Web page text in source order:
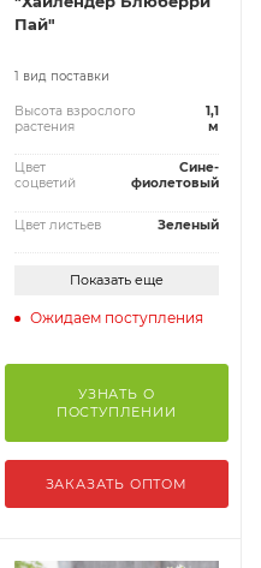
Пай"
1 вид поставки
Высота взрослого
растения
1,1
м
Цвет
соцветий
Сине-
фиолетовый
Цвет листьев Зеленый
Показать еще
Ожидаем поступления
УЗНАТЬ О
ПОСТУПЛЕНИИ
ЗАКАЗАТЬ ОПТОМ